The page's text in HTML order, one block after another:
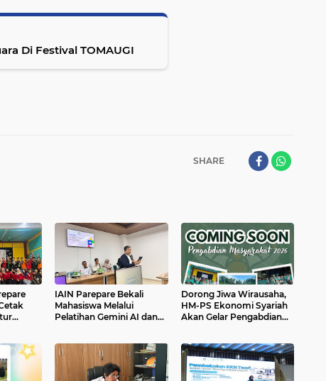
Di Festival TOMAUGI
SHARE
IAIN Parepare Bekali
Mahasiswa Melalui
Pelatihan Gemini AI dan
Dorong Jiwa Wirausaha,
HM-PS Ekonomi Syariah
Akan Gelar Pengabdian